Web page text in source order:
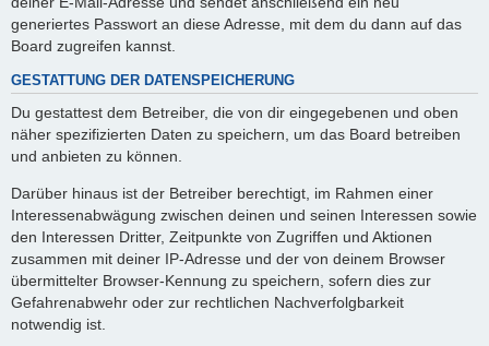
generiertes Passwort an diese Adresse, mit dem du dann auf das
Board zugreifen kannst.
GESTATTUNG DER DATENSPEICHERUNG
Du gestattest dem Betreiber, die von dir eingegebenen und oben
näher spezifizierten Daten zu speichern, um das Board betreiben
und anbieten zu können.
Darüber hinaus ist der Betreiber berechtigt, im Rahmen einer
Interessenabwägung zwischen deinen und seinen Interessen sowie
den Interessen Dritter, Zeitpunkte von Zugriffen und Aktionen
zusammen mit deiner IP-Adresse und der von deinem Browser
übermittelter Browser-Kennung zu speichern, sofern dies zur
Gefahrenabwehr oder zur rechtlichen Nachverfolgbarkeit
notwendig ist.